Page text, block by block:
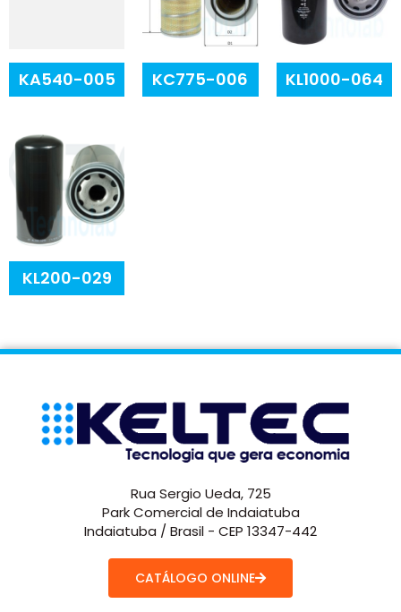
KA540-005 KC775-006 KL1000-064
KL200-029
Rua Sergio Ueda, 725
Park Comercial de Indaiatuba
Indaiatuba / Brasil - CEP 13347-442
CATÁLOGO ONLINE